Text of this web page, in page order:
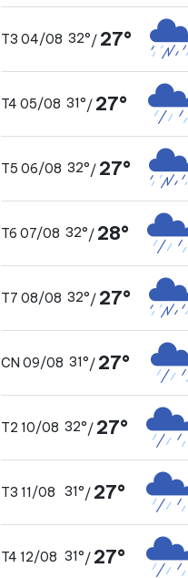
T3 04/08 32°/ 27°
T4 05/08 31°/ 27°
T5 06/08 32°/ 27°
T6 07/08 32°/ 28°
T7 08/08 32°/ 27°
CN 09/08 31°/ 27°
T2 10/08 32°/ 27°
T3 11/08 31°/ 27°
T4 12/08 31°/ 27°